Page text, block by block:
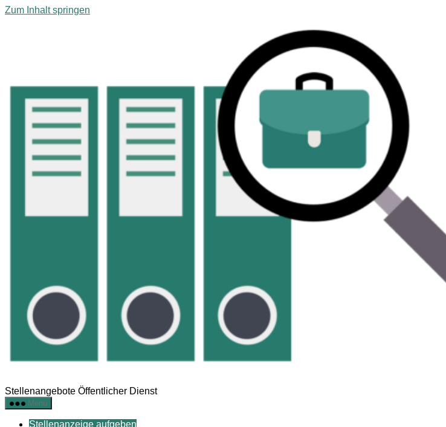
Zum Inhalt springen
Stellenangebote Öffentlicher Dienst
Menü
Stellenanzeige aufgeben